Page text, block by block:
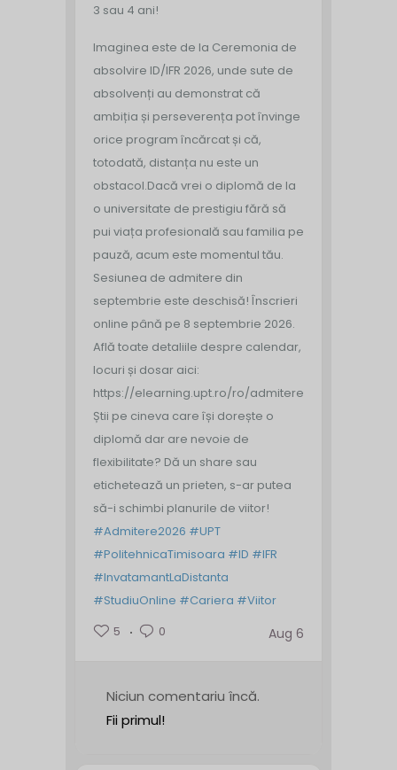
3 sau 4 ani!
Imaginea este de la Ceremonia de
absolvire ID/IFR 2026, unde sute de
absolvenți au demonstrat că
ambiția și perseverența pot învinge
orice program încărcat și că,
totodată, distanța nu este un
obstacol.Dacă vrei o diplomă de la
o universitate de prestigiu fără să
pui viața profesională sau familia pe
pauză, acum este momentul tău.
Sesiunea de admitere din
septembrie este deschisă! Înscrieri
online până pe 8 septembrie 2026.
Află toate detaliile despre calendar,
locuri și dosar aici:
https://elearning.upt.ro/ro/admitere/
Știi pe cineva care își dorește o
diplomă dar are nevoie de
flexibilitate? Dă un share sau
etichetează un prieten, s-ar putea
să-i schimbi planurile de viitor!
#Admitere2026 #UPT
#PolitehnicaTimisoara #ID #IFR
#InvatamantLaDistanta
#StudiuOnline #Cariera #Viitor
5
0 Aug 6
Niciun comentariu încă.
Fii primul!